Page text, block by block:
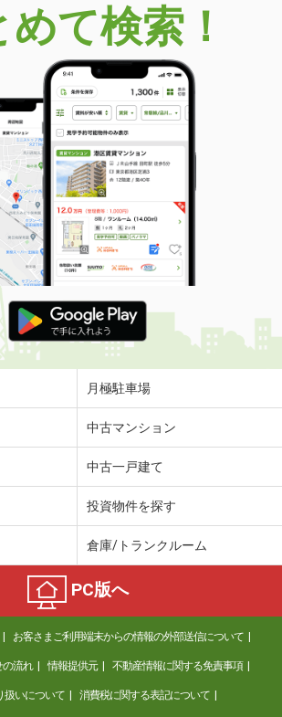
めて検索！
月極駐車場
中古マンション
中古一戸建て
投資物件を探す
倉庫/トランクルーム
PC版へ
お客さまご利用端末からの情報の外部送信について
流れ 情報提供元 不動産情報に関する免責事項
扱いについて 消費税に関する表記について